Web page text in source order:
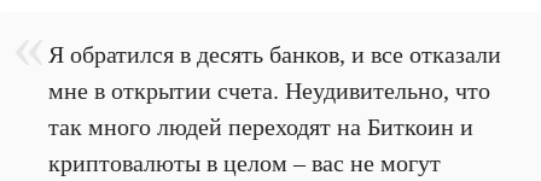
Я обратился в десять банков, и все отказали
мне в открытии счета. Неудивительно, что
так много людей переходят на Биткоин и
криптовалюты в целом – вас не могут